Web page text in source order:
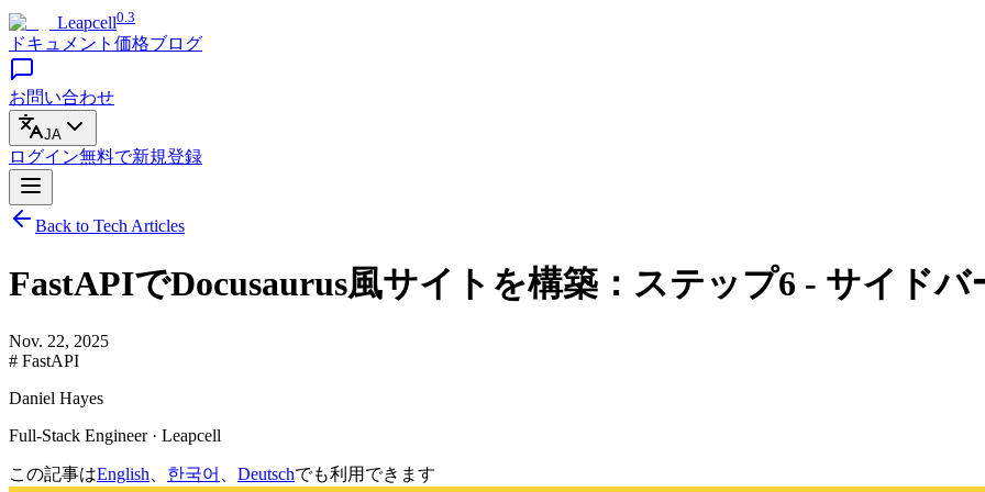
Leapcell0.3
ドキュメント 価格ブログ
お問い合わせ
JA
ログイン無料で新規登録
Back to Tech Articles
FastAPIでDocusaurus風サイトを構築：ステップ6 - サイドバ
Nov. 22, 2025
# FastAPI
Daniel Hayes
Full-Stack Engineer · Leapcell
この記事はEnglish 한국어 Deutschでも利用できます